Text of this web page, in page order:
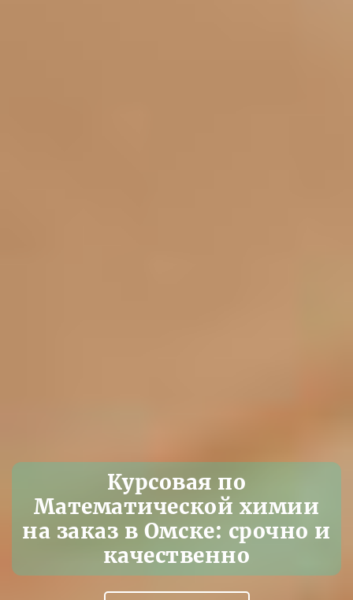
Курсовая по
Математической химии
на заказ в Омске: срочно и
качественно